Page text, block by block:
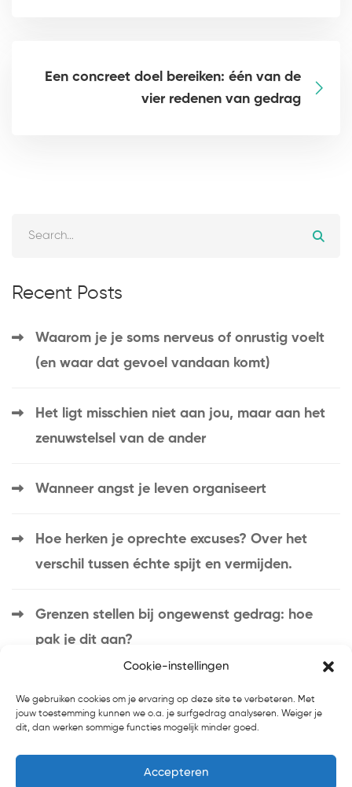
Cookie-instellingen
We gebruiken cookies om je ervaring op deze site te verbeteren. Met
jouw toestemming kunnen we o.a. je surfgedrag analyseren. Weiger je
dit, dan werken sommige functies mogelijk minder goed.
Accepteren
Een concreet doel bereiken: één van de
vier redenen van gedrag
Recent Posts
Waarom je je soms nerveus of onrustig voelt
(en waar dat gevoel vandaan komt)
Het ligt misschien niet aan jou, maar aan het
zenuwstelsel van de ander
Wanneer angst je leven organiseert
Hoe herken je oprechte excuses? Over het
verschil tussen échte spijt en vermijden.
Grenzen stellen bij ongewenst gedrag: hoe
pak je dit aan?
Introductie Blog